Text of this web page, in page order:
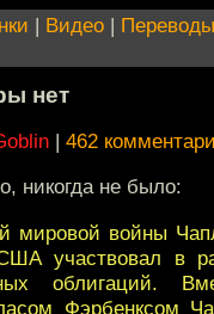
| Видео | Переводы
нет
| 462
никогда не было:
мировой войны
участвовал в
облигаций.
Фэрбенксом